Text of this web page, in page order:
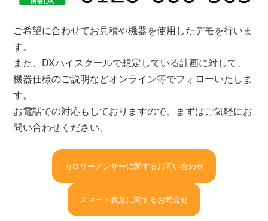
ご希望に合わせてお見積や機器を使用したデモを行いま
す。
また、DXハイスクールで想定している計画に対して、
機器仕様のご説明などオンライン等でフォローいたしま
す。
お電話での対応もしておりますので、まずはご気軽にお
問い合わせください。
カロリーアンサーに関するお問い合わせ
スマート農業に関するお問合せ